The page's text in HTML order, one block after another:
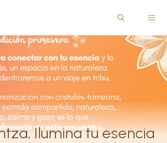
Ilumina tu esencia